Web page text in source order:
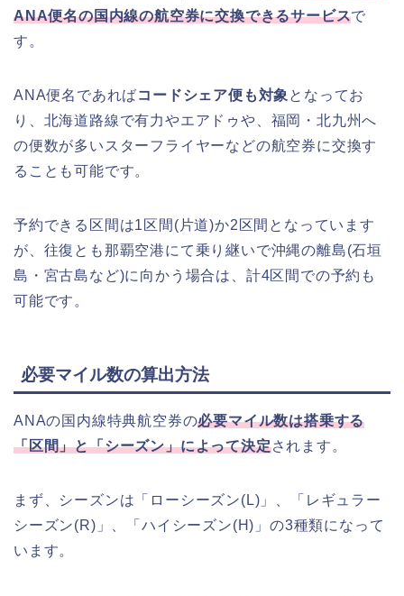
ANA便名の国内線の航空券に交換できるサービスで
す。
ANA便名であればコードシェア便も対象 となってお
り、北海道路線で有力やエアドゥや、福岡・北九州へ
の便数が多いスターフライヤーなどの航空券に交換す
ることも可能です。
予約できる区間は1区間(片道)か2区間となっています
が、往復とも那覇空港にて乗り継いで沖縄の離島(石垣
島・宮古島など)に向かう場合は、計4区間での予約も
可能です。
必要マイル数の算出方法
ANAの国内線特典航空券の必要マイル数は搭乗する
「区間」と「シーズン」によって決定されます。
まず、シーズンは「ローシーズン(L)」、「レギュラー
シーズン(R)」、「ハイシーズン(H)」の3種類になって
います。